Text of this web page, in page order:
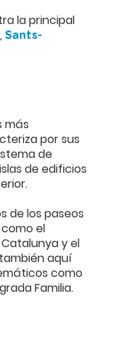
la principal
Sants-
más
por sus
de
de edificios
de los paseos
el
y el
aquí
como
Familia.